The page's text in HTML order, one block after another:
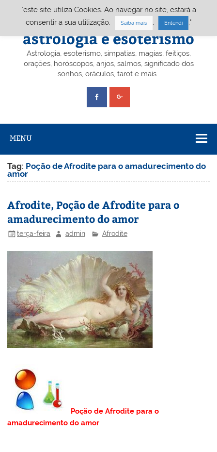
Portal A&E – Portal
astrologia e esoterismo
Astrologia, esoterismo, simpatias, magias, feitiços,
orações, horóscopos, anjos, salmos, significado dos
sonhos, oráculos, tarot e mais…
MENU
Tag: Poção de Afrodite para o amadurecimento do
amor
Afrodite, Poção de Afrodite para o
amadurecimento do amor
terça-feira admin Afrodite
Poção de Afrodite para o
amadurecimento do amor
"este site utiliza Cookies. Ao navegar no site, estará a
consentir a sua utilização.
Saiba mais Entendi ."